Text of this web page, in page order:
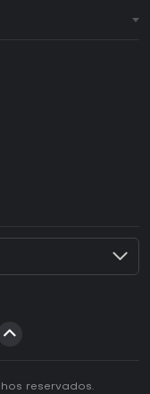
reservados.